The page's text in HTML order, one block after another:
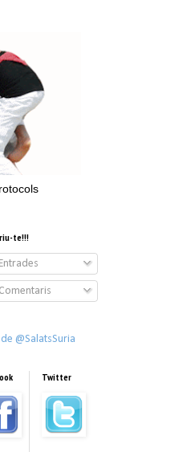
te!!!
Entrades
Comentaris
@SalatsSuria
Twitter